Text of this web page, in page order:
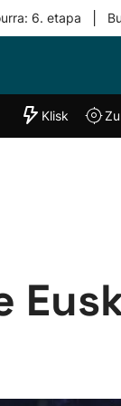
6. etapa
"Helmuga"
Klisk